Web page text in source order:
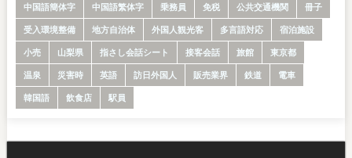
中国語簡体字
中国語繁体字 乗務員 免税 公共交通機関
冊子
受入環境整備
地方自治体 外国人観光客 多言語対応
宿泊施設
小売
山梨県 指さし会話シート 接客会話 旅館
東京都
温泉
災害時 英語 訪日外国人 販売業界 鉄道
電車
韓国語
飲食店 駅員